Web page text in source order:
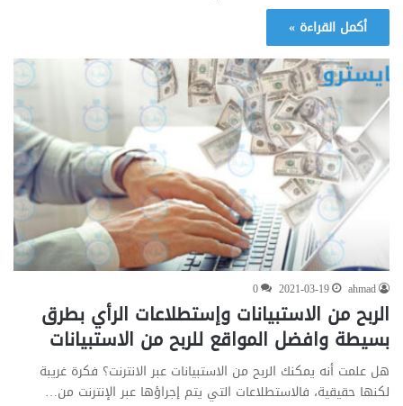
أكمل القراءة »
ahmad
2021-03-19
0
الربح من الاستبيانات وإستطلاعات الرأي بطرق
بسيطة وافضل المواقع للربح من الاستبيانات
هل علمت أنه يمكنك الربح من الاستبيانات عبر الانترنت؟ فكرة غريبة
لكنها حقيقية، فالاستطلاعات التي يتم إجراؤها عبر الإنترنت من…